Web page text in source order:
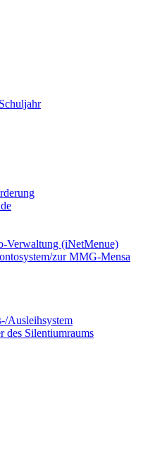
Verwaltung (iNetMenue)
zur MMG-Mensa
Ausleihsystem
des Silentiumraums